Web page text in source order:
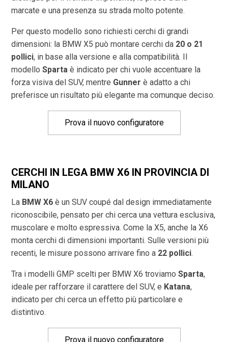
marcate e una presenza su strada molto potente.
Per questo modello sono richiesti cerchi di grandi
dimensioni: la BMW X5 può montare cerchi da 20 o 21
pollici, in base alla versione e alla compatibilità. Il
modelloSparta è indicato per chi vuole accentuare la
forza visiva del SUV, mentre Gunner è adatto a chi
preferisce un risultato più elegante ma comunque deciso.
Prova il nuovo configuratore
CERCHI IN LEGA BMW X6 IN PROVINCIA DI
MILANO
La BMW X6 è un SUV coupé dal design immediatamente
riconoscibile, pensato per chi cerca una vettura esclusiva,
muscolare e molto espressiva. Come la X5, anche la X6
monta cerchi di dimensioni importanti. Sulle versioni più
recenti, le misure possono arrivare fino a 22 pollici.
Tra i modelli GMP scelti per BMW X6 troviamoSparta,
ideale per rafforzare il carattere del SUV, e Katana,
indicato per chi cerca un effetto più particolare e
distintivo.
Prova il nuovo configuratore